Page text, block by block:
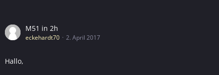
M51 in 2h
eckehardt70 2. April 2017
Hallo,